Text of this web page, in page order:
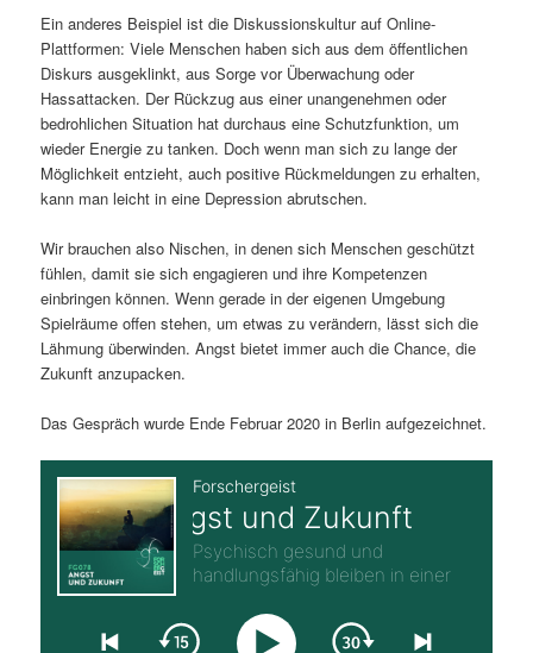
en
n
Ein anderes Beispiel ist die Diskussionskultur auf Online-
Plattformen: Viele Menschen haben sich aus dem öffentlichen
Diskurs ausgeklinkt, aus Sorge vor Überwachung oder
Hassattacken. Der Rückzug aus einer unangenehmen oder
bedrohlichen Situation hat durchaus eine Schutzfunktion, um
wieder Energie zu tanken. Doch wenn man sich zu lange der
Möglichkeit entzieht, auch positive Rückmeldungen zu erhalten,
kann man leicht in eine Depression abrutschen.
Wir brauchen also Nischen, in denen sich Menschen geschützt
fühlen, damit sie sich engagieren und ihre Kompetenzen
einbringen können. Wenn gerade in der eigenen Umgebung
Spielräume offen stehen, um etwas zu verändern, lässt sich die
Lähmung überwinden. Angst bietet immer auch die Chance, die
Zukunft anzupacken.
Das Gespräch wurde Ende Februar 2020 in Berlin aufgezeichnet.